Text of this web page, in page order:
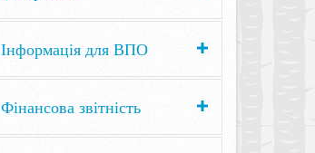
Інформація для ВПО
Фінансова звітність